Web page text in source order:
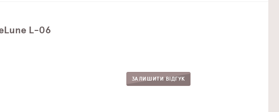
L-06
ЗАЛИШИТИ ВІДГУК